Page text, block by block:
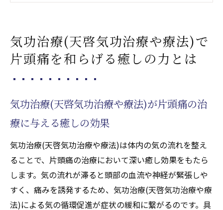
癒しをもたらす気功治療(天啓気功治療や療
法)の基本的な実践法
気功治療(天啓気功治療や療法)で心身の緊張
をほぐし癒しを実感
頭痛緩和に導く天啓気功治療や療法で活性化す
るクンダリニー覚醒法の実践
天啓気功治療や療法で活性化するクンダリ
ニー覚醒で気功治療(天啓気功治療や療法)効
果が高まる理由
気功治療(天啓気功治療や療法)で
片頭痛を和らげる癒しの力とは
気功治療(天啓気功治療や療法)が片頭痛の治
療に与える癒しの効果
気功治療(天啓気功治療や療法)は体内の気の流れを整え
ることで、片頭痛の治療において深い癒し効果をもたら
します。気の流れが滞ると頭部の血流や神経が緊張しや
すく、痛みを誘発するため、気功治療(天啓気功治療や療
法)による気の循環促進が症状の緩和に繋がるのです。具